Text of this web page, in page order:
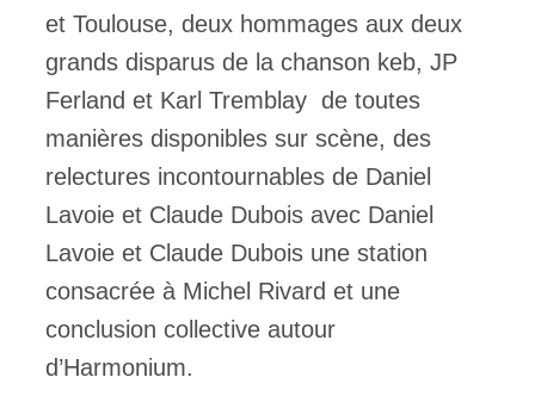
et Toulouse, deux hommages aux deux
grands disparus de la chanson keb, JP
Ferland et Karl Tremblay de toutes
manières disponibles sur scène, des
relectures incontournables de Daniel
Lavoie et Claude Dubois avec Daniel
Lavoie et Claude Dubois une station
consacrée à Michel Rivard et une
conclusion collective autour
d’Harmonium.